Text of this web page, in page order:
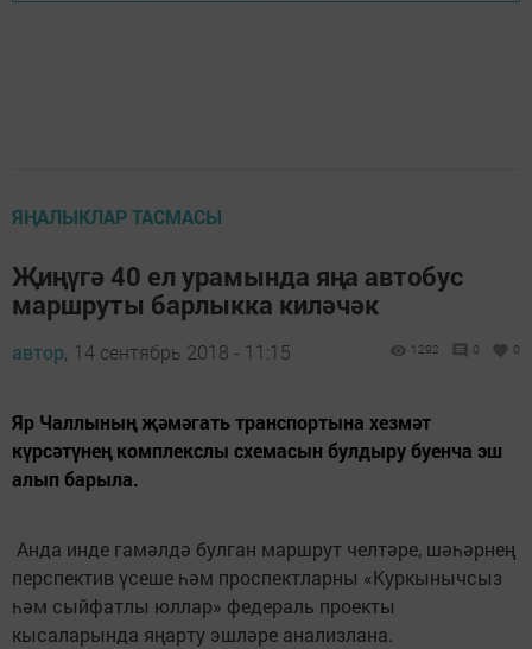
ЯҢАЛЫКЛАР ТАСМАСЫ
Җиңүгә 40 ел урамында яңа автобус
маршруты барлыкка киләчәк
автор, 14 сентябрь 2018 - 11:15 1292 0 0
Яр Чаллының җәмәгать транспортына хезмәт
күрсәтүнең комплекслы схемасын булдыру буенча эш
алып барыла.
Анда инде гамәлдә булган маршрут челтәре, шәһәрнең
перспектив үсеше һәм проспектларны «Куркынычсыз
һәм сыйфатлы юллар» федераль проекты
кысаларында яңарту эшләре анализлана.